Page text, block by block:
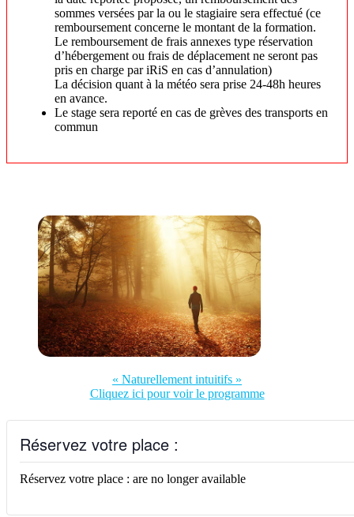
sommes versées par la ou le stagiaire sera effectué (ce
remboursement concerne le montant de la formation.
Le remboursement de frais annexes type réservation
d’hébergement ou frais de déplacement ne seront pas
pris en charge par iRiS en cas d’annulation)
La décision quant à la météo sera prise 24-48h heures
en avance.
Le stage sera reporté en cas de grèves des transports en
commun
« Naturellement intuitifs »
Cliquez ici pour voir le programme
Réservez votre place :
Réservez votre place : are no longer available